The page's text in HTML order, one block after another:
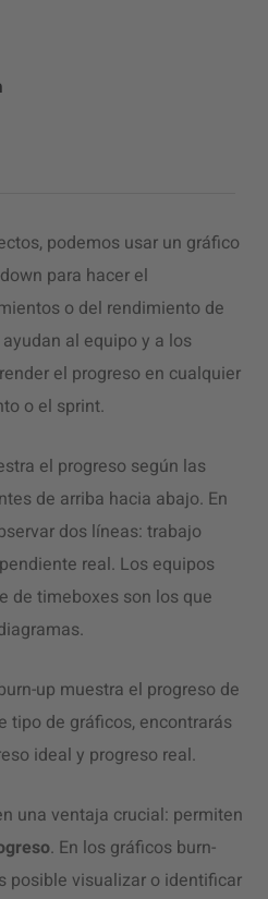
podemos usar un gráfico
para hacer el
o del rendimiento de
al equipo y a los
el progreso en cualquier
o el sprint.
el progreso según las
de arriba hacia abajo. En
dos líneas: trabajo
real. Los equipos
de timeboxes son los que
up muestra el progreso de
tipo de gráficos, encontrarás
ideal y progreso real.
una ventaja crucial: permiten
. En los gráficos burn-
posible visualizar o identificar